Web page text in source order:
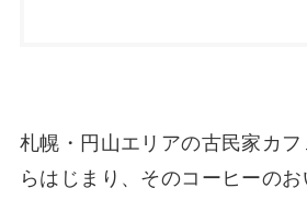
札幌・円山エリアの古民家カ
らはじまり、そのコーヒーの